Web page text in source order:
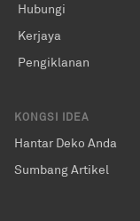
Hubungi
Kerjaya
Pengiklanan
KONGSI IDEA
Hantar Deko Anda
Sumbang Artikel